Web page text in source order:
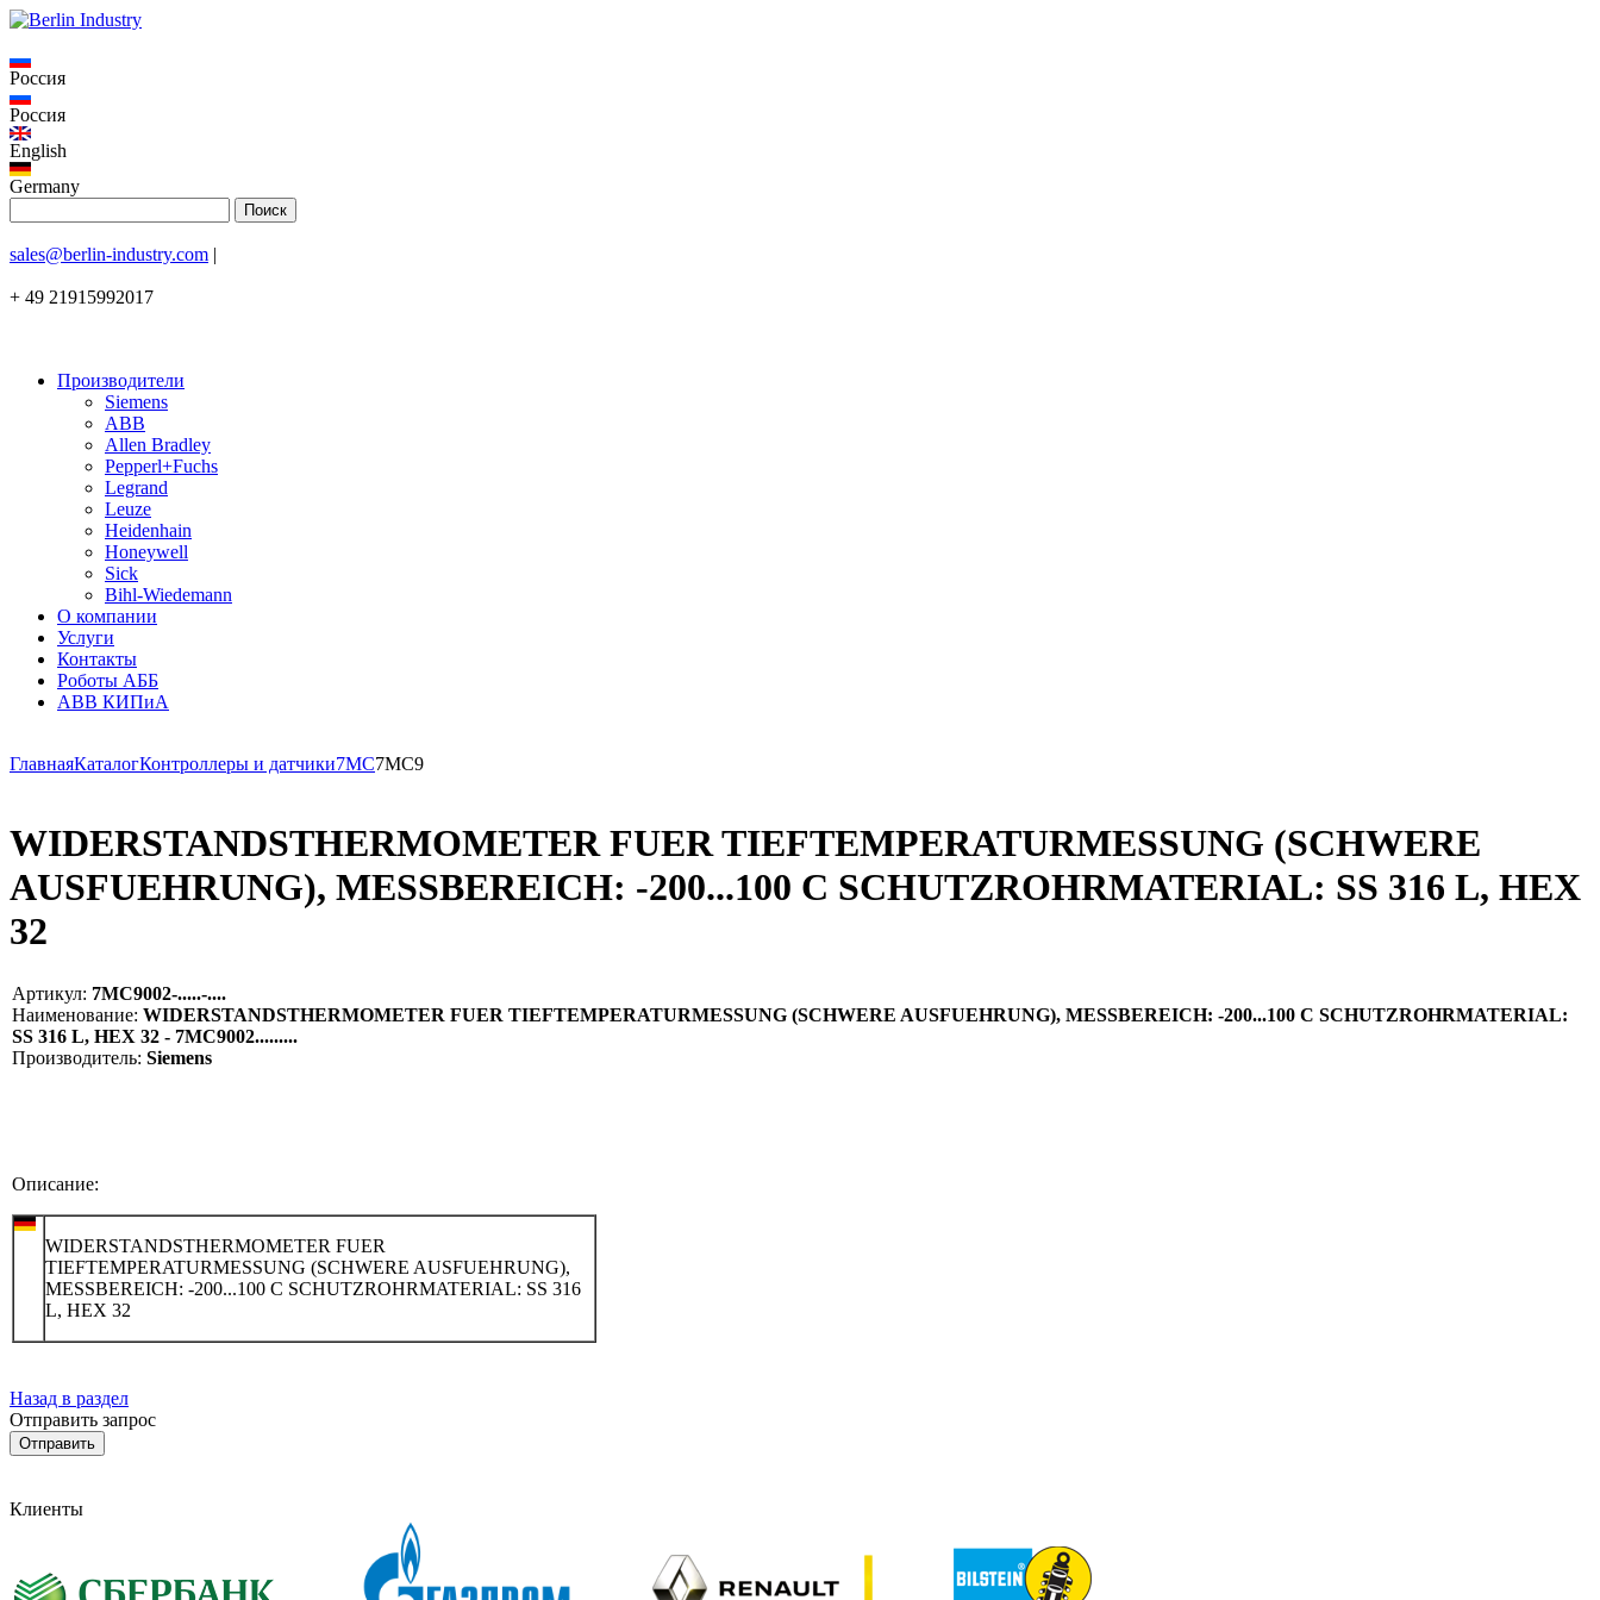
Россия
Россия
English
Germany
sales@berlin-industry.com |
+ 49 21915992017
Производители
Siemens
ABB
Allen Bradley
Pepperl+Fuchs
Legrand
Leuze
Heidenhain
Honeywell
Sick
Bihl-Wiedemann
О компании
Услуги
Контакты
Роботы АББ
ABB КИПиА
ГлавнаяКаталогКонтроллеры и датчики7MC7MC9
WIDERSTANDSTHERMOMETER FUER TIEFTEMPERATURMESSUNG (SCHWERE
AUSFUEHRUNG), MESSBEREICH: -200...100 C SCHUTZROHRMATERIAL: SS 316 L, HEX
32
Артикул: 7MC9002-.....-....
Наименование: WIDERSTANDSTHERMOMETER FUER TIEFTEMPERATURMESSUNG (SCHWERE AUSFUEHRUNG), MESSBEREICH: -200...100 C SCHUTZROHRMATERIAL:
SS 316 L, HEX 32 - 7MC9002.........
Производитель: Siemens
Описание:
WIDERSTANDSTHERMOMETER FUER
TIEFTEMPERATURMESSUNG (SCHWERE AUSFUEHRUNG),
MESSBEREICH: -200...100 C SCHUTZROHRMATERIAL: SS 316
L, HEX 32
Назад в раздел
Отправить запрос
Клиенты